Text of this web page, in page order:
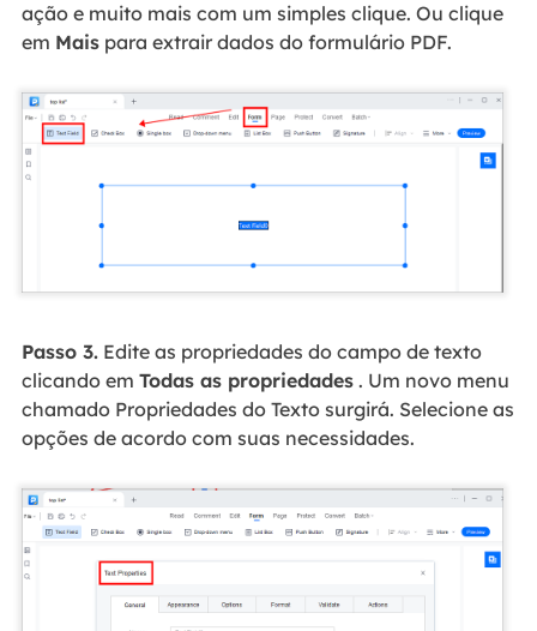
ação e muito mais com um simples clique. Ou clique
em Maispara extrair dados do formulário PDF.
Passo 3.Edite as propriedades do campo de texto
clicando em Todas as propriedades. Um novo menu
chamado Propriedades do Texto surgirá. Selecione as
opções de acordo com suas necessidades.